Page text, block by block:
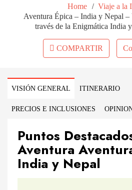
Home / Viaje a la
Aventura Épica – India y Nepal –
través de la Enigmática India
COMPARTIR
VISIÓN GENERAL ITINERARIO
PRECIOS E INCLUSIONES
Puntos
Aventura
India y Nepal